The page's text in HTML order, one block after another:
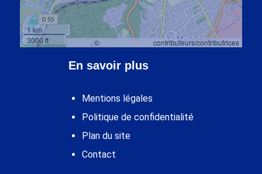
1 km
3000 ft
, © contributeurs/contributrices
En savoir plus
Mentions légales
Politique de confidentialité
Plan du site
Contact